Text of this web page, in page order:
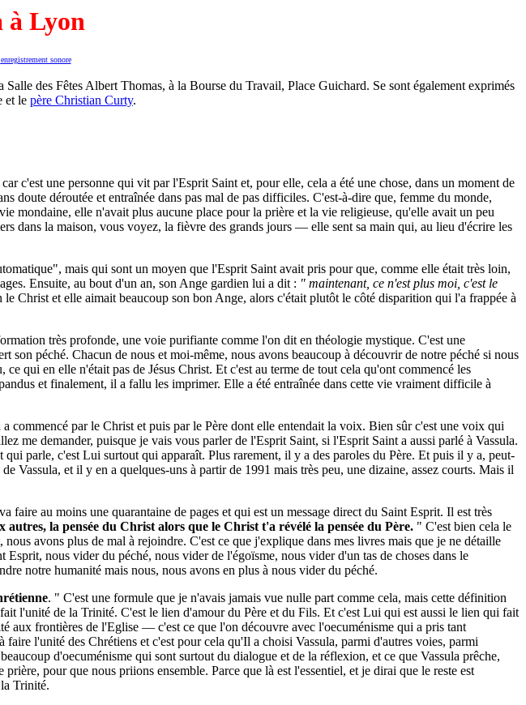
à Lyon
enregistrement sonore
des Fêtes Albert Thomas, à la Bourse du Travail, Place Guichard. Se sont également exprimés
et le père Christian Curty.
c'est une personne qui vit par l'Esprit Saint et, pour elle, cela a été une chose, dans un moment de
déroutée et entraînée dans pas mal de pas difficiles. C'est-à-dire que, femme du monde,
mondaine, elle n'avait plus aucune place pour la prière et la vie religieuse, qu'elle avait un peu
dans la maison, vous voyez, la fièvre des grands jours — elle sent sa main qui, au lieu d'écrire les
mais qui sont un moyen que l'Esprit Saint avait pris pour que, comme elle était très loin,
Ensuite, au bout d'un an, son Ange gardien lui a dit : " maintenant, ce n'est plus moi, c'est le
Christ et elle aimait beaucoup son bon Ange, alors c'était plutôt le côté disparition qui l'a frappée à
très profonde, une voie purifiante comme l'on dit en théologie mystique. C'est une
son péché. Chacun de nous et moi-même, nous avons beaucoup à découvrir de notre péché si nous
qui en elle n'était pas de Jésus Christ. Et c'est au terme de tout cela qu'ont commencé les
et finalement, il a fallu les imprimer. Elle a été entraînée dans cette vie vraiment difficile à
commencé par le Christ et puis par le Père dont elle entendait la voix. Bien sûr c'est une voix qui
me demander, puisque je vais vous parler de l'Esprit Saint, si l'Esprit Saint a aussi parlé à Vassula.
parle, c'est Lui surtout qui apparaît. Plus rarement, il y a des paroles du Père. Et puis il y a, peut-
Vassula, et il y en a quelques-uns à partir de 1991 mais très peu, une dizaine, assez courts. Mais il
au moins une quarantaine de pages et qui est un message direct du Saint Esprit. Il est très
la pensée du Christ alors que le Christ t'a révélé la pensée du Père. " C'est bien cela le
avons plus de mal à rejoindre. C'est ce que j'explique dans mes livres mais que je ne détaille
Esprit, nous vider du péché, nous vider de l'égoïsme, nous vider d'un tas de choses dans le
notre humanité mais nous, nous avons en plus à nous vider du péché.
. " C'est une formule que je n'avais jamais vue nulle part comme cela, mais cette définition
l'unité de la Trinité. C'est le lien d'amour du Père et du Fils. Et c'est Lui qui est aussi le lien qui fait
frontières de l'Eglise — c'est ce que l'on découvre avec l'oecuménisme qui a pris tant
l'unité des Chrétiens et c'est pour cela qu'Il a choisi Vassula, parmi d'autres voies, parmi
d'oecuménisme qui sont surtout du dialogue et de la réflexion, et ce que Vassula prêche,
pour que nous priions ensemble. Parce que là est l'essentiel, et je dirai que le reste est
Trinité.